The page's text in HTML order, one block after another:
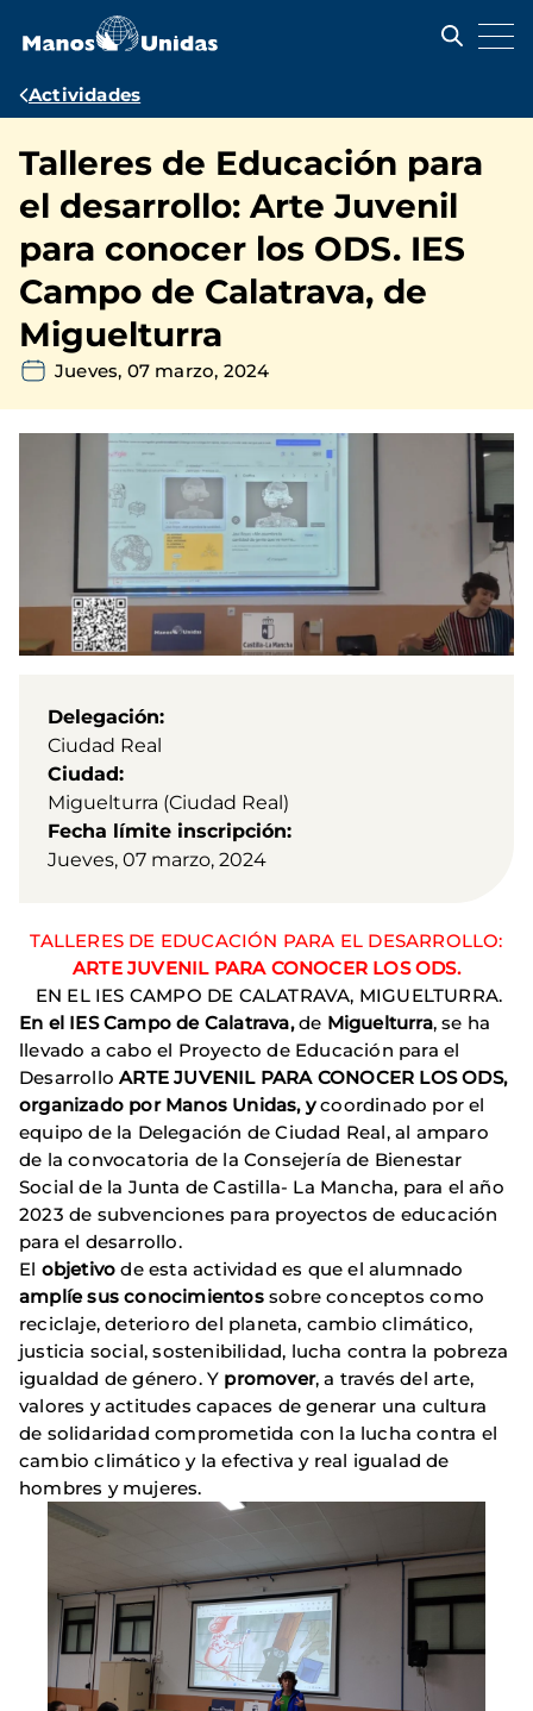
contenido
Ruta
navegación
Actividades
Talleres de Educación para
el desarrollo: Arte Juvenil
para conocer los ODS. IES
Campo de Calatrava, de
Miguelturra
Jueves, 07 marzo, 2024
Delegación
Ciudad Real
Ciudad
Miguelturra (Ciudad Real)
Fecha límite inscripción
Jueves, 07 marzo, 2024
TALLERES DE EDUCACIÓN PARA EL DESARROLLO:
ARTE JUVENIL PARA CONOCER LOS ODS.
EN EL IES CAMPO DE CALATRAVA, MIGUELTURRA.
En el IES Campo de Calatrava,de Miguelturra, se ha
llevado a cabo el Proyecto de Educación para el
DesarrolloARTE JUVENIL PARA CONOCER LOS ODS,
organizado por Manos Unidas, ycoordinado por el
equipo de la Delegación de Ciudad Real, al amparo
de la convocatoria de la Consejería de Bienestar
Social de la Junta de Castilla- La Mancha, para el año
2023 de subvenciones para proyectos de educación
para el desarrollo.
El objetivo de esta actividad es que el alumnado
amplíe sus conocimientossobre conceptos como
reciclaje, deterioro del planeta, cambio climático,
justicia social, sostenibilidad, lucha contra la pobreza
igualdad de género. Y promover, a través del arte,
valores y actitudes capaces de generar una cultura
de solidaridad comprometida con la lucha contra el
cambio climático y la efectiva y real igualad de
hombres y mujeres.